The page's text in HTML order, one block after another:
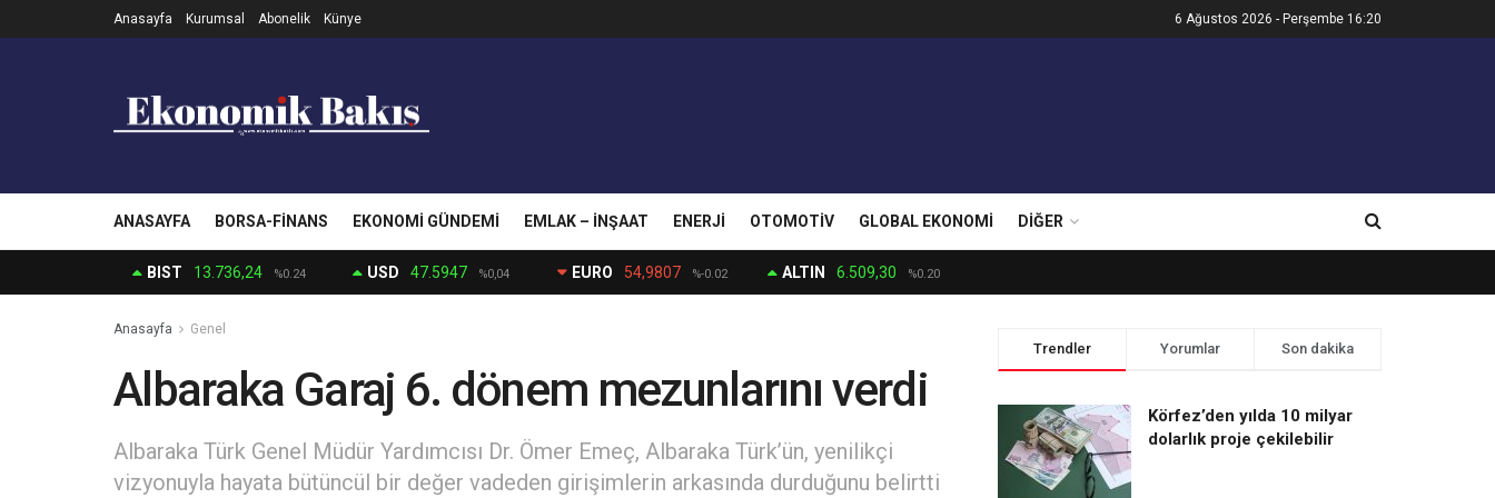
Anasayfa Kurumsal Abonelik Künye 6 Ağustos 2026 - Perşembe 16:20
ANASAYFA BORSA-FINANS EKONOMI GÜNDEMI EMLAK – İNŞAAT ENERJI OTOMOTIV GLOBAL EKONOMI DIĞER
BIST 13.736,24 %0.24 USD 47.5947 %0,04 EURO 54,9807 %-0.02 ALTIN 6.509,30 %0.20
Anasayfa Genel
Albaraka Garaj 6. dönem mezunlarını verdi
Albaraka Türk Genel Müdür Yardımcısı Dr. Ömer Emeç, Albaraka Türk’ün, yenilikçi
vizyonuyla hayata bütüncül bir değer vadeden girişimlerin arkasında durduğunu belirtti
Trendler Yorumlar Son dakika
Körfez’den yılda 10 milyar
dolarlık proje çekilebilir